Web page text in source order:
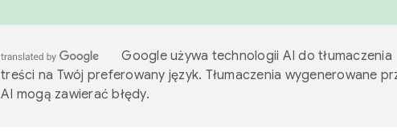
Google używa technologii AI do tłumaczenia
treści na Twój preferowany język. Tłumaczenia wygenerowane
AI mogą zawierać błędy.